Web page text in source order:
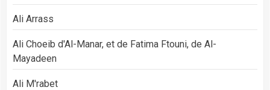
Ali Arrass
Ali Choeib d'Al-Manar, et de Fatima Ftouni, de Al-
Mayadeen
Ali M'rabet